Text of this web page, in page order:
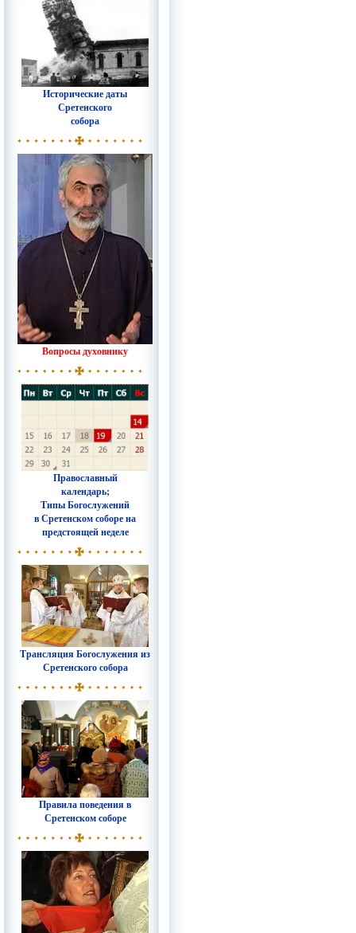
Исторические даты
Сретенского
собора
Вопросы духовнику
Православный
календарь;
Типы Богослужений
в Сретенском соборе на
предстоящей неделе
Трансляция Богослужения из
Сретенского собора
Правила поведения в
Сретенском соборе